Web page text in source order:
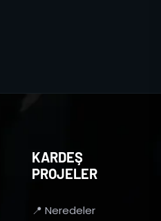
KARDEŞ
PROJELER
📍 Neredeler